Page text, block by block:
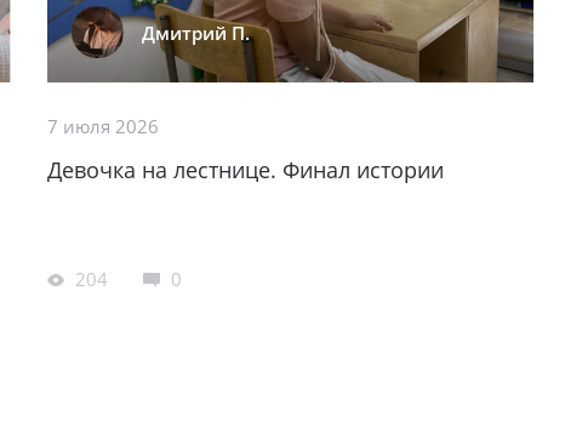
Дмитрий П.
7 июля 2026
Девочка на лестнице. Финал истории
204 0